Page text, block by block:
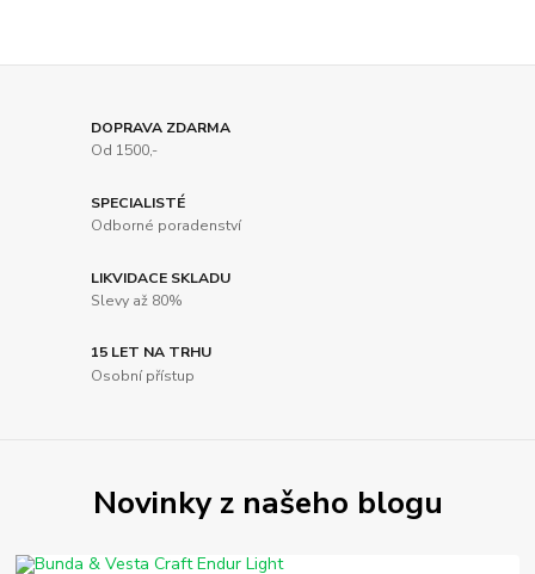
DOPRAVA ZDARMA
Od 1500,-
SPECIALISTÉ
Odborné poradenství
LIKVIDACE SKLADU
Slevy až 80%
15 LET NA TRHU
Osobní přístup
Novinky z našeho blogu